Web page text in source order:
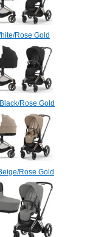
Rose Gold
Rose Gold
Rose Gold